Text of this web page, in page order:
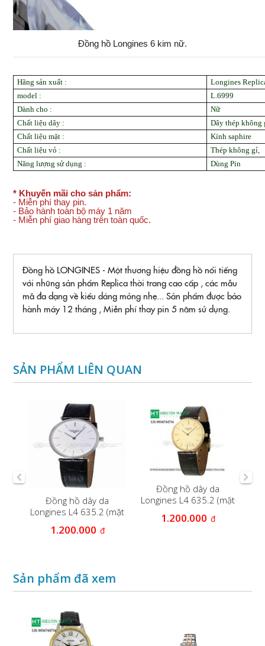
Đồng hồ Longines 6 kim nữ.
Hãng sản xuất :
Longines
model :
L.6999
Dành cho :
Nữ
Chất liệu dây :
Dây thép không
Chất liệu mặt :
Kính saphire
Chất liệu vỏ :
Thép không gỉ,
Năng lượng sử dụng : Dùng Pin
* Khuyến mãi cho sản phẩm:
- Miễn phí thay pin.
- Bảo hành toàn bộ máy 1 năm
- Miễn phí giao hàng trên toàn quốc.
Đồng hồ LONGINES - Một thương hiệu đồng hồ nổi tiếng
với những sản phẩm Replica thời trang cao cấp , các mẫu
mã đa dạng về kiểu dáng mỏng nhẹ... Sản phẩm được bảo
hành máy 12 tháng , Miễn phí thay pin 5 năm sử dụng.
SẢN PHẨM LIÊN QUAN
Đồng hồ dây da
Longines L4 635.2 (mặt
1.200.000 đ
Đồng hồ dây da
Longines L4 635.2 (mặt
1.200.000 đ
Sản phẩm đã xem